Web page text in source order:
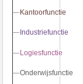
Kantoorfunctie
Kantoorfunctie
Industriefunctie
Industriefunctie
Logiesfunctie
Logiesfunctie
Onderwijsfunctie
Onderwijsfunctie